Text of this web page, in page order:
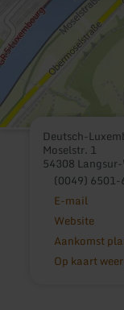
Deutsch-
Moselstr. 1
54308
(0049) 6501-
E-mail
Website
Aankomst
Op kaart